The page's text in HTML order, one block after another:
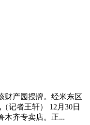
财产园授牌。经米东区
记者王轩） 12月30日
木齐专卖店。正...